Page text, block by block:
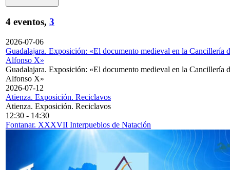
4 eventos, 3
2026-07-06
Guadalajara. Exposición: «El documento medieval en la Cancillería
Alfonso X»
Guadalajara. Exposición: «El documento medieval en la Cancillería
Alfonso X»
2026-07-12
Atienza. Exposición. Reciclavos
Atienza. Exposición. Reciclavos
12:30 - 14:30
Fontanar. XXXVII Interpueblos de Natación